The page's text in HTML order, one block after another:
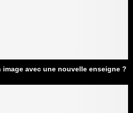
avec une nouvelle enseigne ?